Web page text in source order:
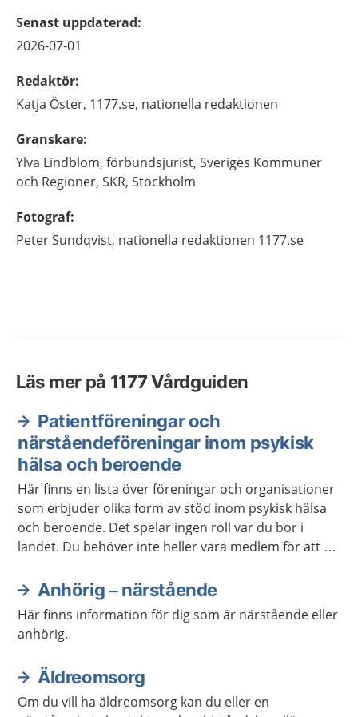
Senast uppdaterad:
2026-07-01
Redaktör:
Katja Öster, 1177.se, nationella redaktionen
Granskare:
Ylva Lindblom, förbundsjurist, Sveriges Kommuner
och Regioner, SKR, Stockholm
Fotograf:
Peter Sundqvist, nationella redaktionen 1177.se
Läs mer på 1177 Vårdguiden
Patientföreningar och
närståendeföreningar inom psykisk
hälsa och beroende
Här finns en lista över föreningar och organisationer
som erbjuder olika form av stöd inom psykisk hälsa
och beroende. Det spelar ingen roll var du bor i
landet. Du behöver inte heller vara medlem för att ta
Anhörig – närstående
Här finns information för dig som är närstående eller
anhörig.
Äldreomsorg
Om du vill ha äldreomsorg kan du eller en